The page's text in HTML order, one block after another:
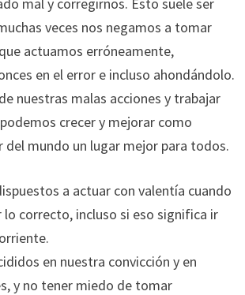
veces nos negamos a tomar
actuamos erróneamente,
en el error e incluso ahondándolo.
nuestras malas acciones y trabajar
crecer y mejorar como
del mundo un lugar mejor para todos.
a actuar con valentía cuando
correcto, incluso si eso significa ir
en nuestra convicción y en
y no tener miedo de tomar